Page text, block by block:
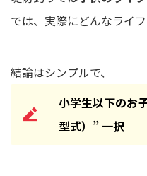
では、実際にどんなライ
結論はシンプルで、
小学生以下のお
型式）” 一択